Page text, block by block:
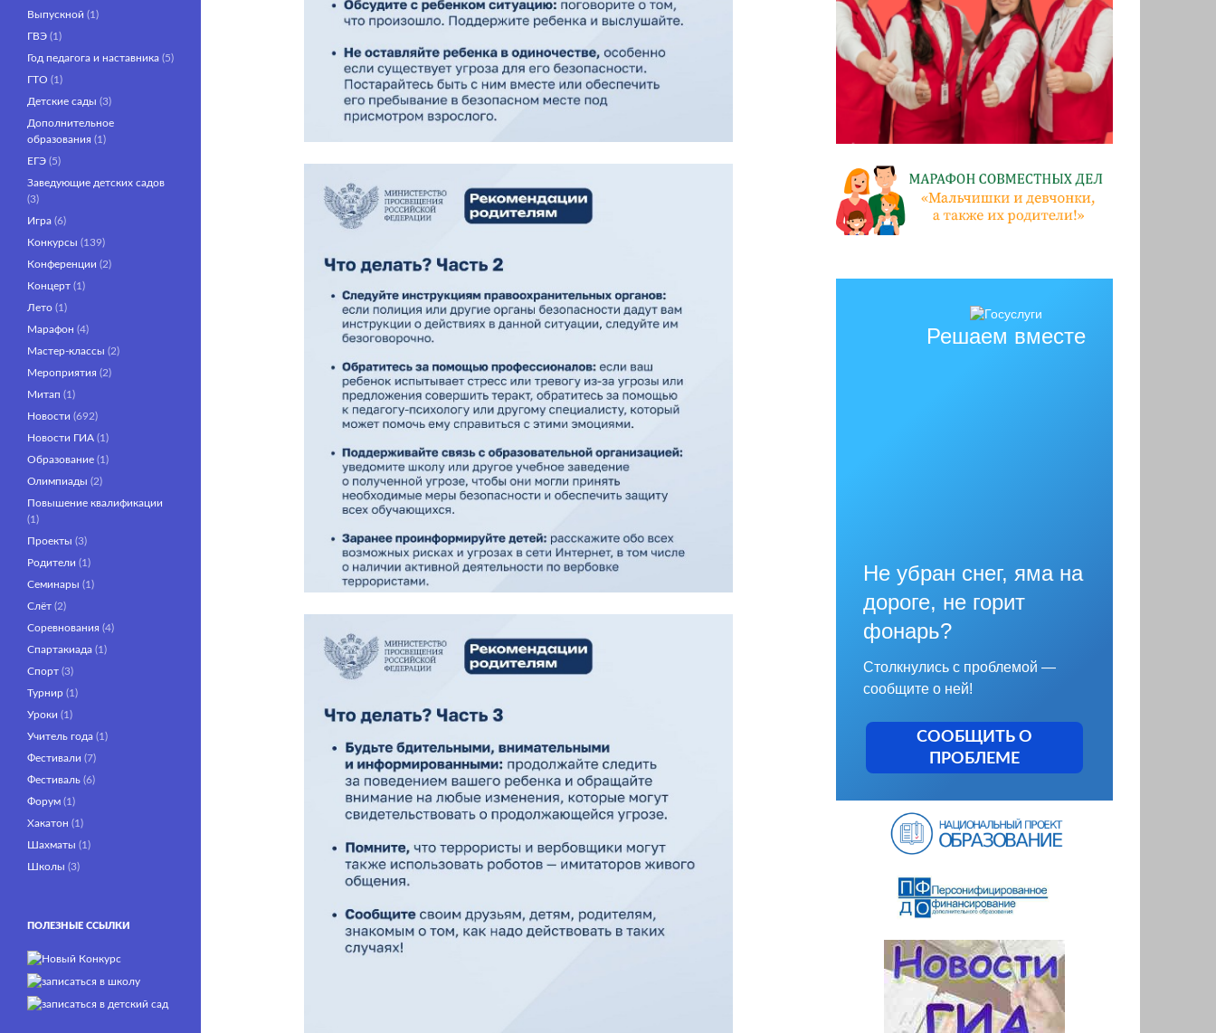
Решаем вместе
Не убран снег, яма на
дороге, не горит
фонарь?
Столкнулись с проблемой —
сообщите о ней!
СООБЩИТЬ О
ПРОБЛЕМЕ
Выпускной (1)
ГВЭ (1)
Год педагога и наставника (5)
ГТО (1)
Детские сады (3)
Дополнительное
образования (1)
ЕГЭ (5)
Заведующие детских садов
(3)
Игра (6)
Конкурсы (139)
Конференции (2)
Концерт (1)
Лето (1)
Марафон (4)
Мастер-классы (2)
Мероприятия (2)
Митап (1)
Новости (692)
Новости ГИА (1)
Образование (1)
Олимпиады (2)
Повышение квалификации
(1)
Проекты (3)
Родители (1)
Семинары (1)
Слёт (2)
Соревнования (4)
Спартакиада (1)
Спорт (3)
Турнир (1)
Уроки (1)
Учитель года (1)
Фестивали (7)
Фестиваль (6)
Форум (1)
Хакатон (1)
Шахматы (1)
Школы (3)
ПОЛЕЗНЫЕ ССЫЛКИ